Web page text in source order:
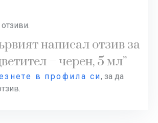
написал отзив за
– черен, 5 мл”
в профила си, за да